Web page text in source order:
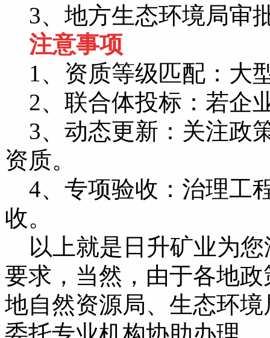
3、地方生态环境局审
注意事项
1、资质等级匹配：大
2、联合体投标：若企
3、动态更新：关注政
资质。
4、专项验收：治理工
收。
以上就是日升矿业为您
要求，当然，由于各地
地自然资源局、生态环